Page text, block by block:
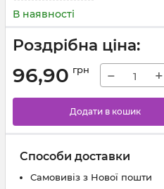
В наявності
Роздрібна ціна:
96,90 грн − +
Додати в кошик
Способи доставки
Самовивіз з Нової пошти